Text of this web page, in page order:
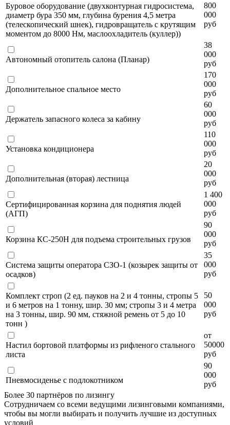
Буровое оборудование (двухконтурная гидросистема,
диаметр бура 350 мм, глубина бурения 4,5 метра
(телескопический шнек), гидровращатель с крутящим
моментом до 8000 Нм, маслоохладитель (куллер))
800
000
руб
Автономный отопитель салона (Планар)
38
000
руб
Дополнительное спальное место
170
000
руб
Держатель запасного колеса за кабину
60
000
руб
Установка кондиционера
110
000
руб
Дополнительная (вторая) лестница
20
000
руб
Сертифицированная корзина для поднятия людей
(АГП)
1 400
000
руб
Корзина КС-250Н для подъема строительных грузов
90
000
руб
Система защиты оператора СЗО-1 (козырек защиты от
осадков)
35
000
руб
Комплект строп (2 ед. пауков на 2 и 4 тонны, стропы 5
и 6 метров на 1 тонну, шир. 30 мм; стропы 3 и 4 метра
на 3 тонны, шир. 90 мм, стяжной ремень от 5 до 10
тонн )
50
000
руб
Настил бортовой платформы из рифленого стального
листа
от
50000
руб
Пневмосиденье с подлокотником
90
000
руб
Более 30 партнёров по лизингу
Сотрудничаем со всеми ведущими лизинговыми компаниями,
чтобы вы могли выбирать и получить лучшие из доступных
условий